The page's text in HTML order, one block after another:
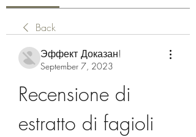
Back
Эффект Доказан!
September 7, 2023
Recensione di
estratto di fagioli